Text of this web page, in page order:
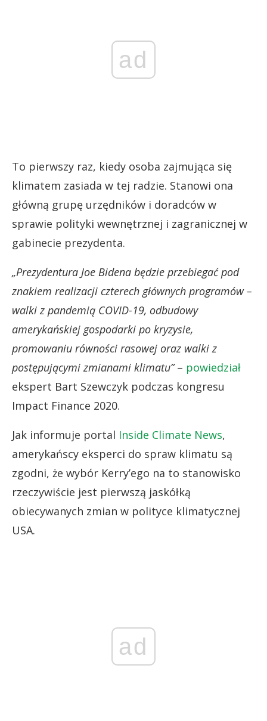
ad
To pierwszy raz, kiedy osoba zajmująca się
klimatem zasiada w tej radzie. Stanowi ona
główną grupę urzędników i doradców w
sprawie polityki wewnętrznej i zagranicznej w
gabinecie prezydenta.
„Prezydentura Joe Bidena będzie przebiegać pod
znakiem realizacji czterech głównych programów –
walki z pandemią COVID-19, odbudowy
amerykańskiej gospodarki po kryzysie,
promowaniu równości rasowej oraz walki z
postępującymi zmianami klimatu”– powiedział
ekspert Bart Szewczyk podczas kongresu
Impact Finance 2020.
Jak informuje portal Inside Climate News,
amerykańscy eksperci do spraw klimatu są
zgodni, że wybór Kerry’ego na to stanowisko
rzeczywiście jest pierwszą jaskółką
obiecywanych zmian w polityce klimatycznej
USA.
ad